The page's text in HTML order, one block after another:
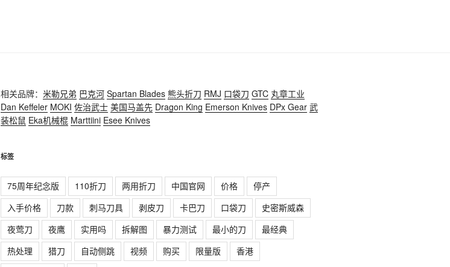
相关品牌： 米勒兄弟 巴克河 Spartan Blades 熊头折刀 RMJ 口袋刀 GTC 丸章工业
Dan Keffeler MOKI 佐治武士 美国马盖先 Dragon King Emerson Knives DPx Gear 武
装松鼠 Eka机械棍 Marttiini Esee Knives
标签
75周年纪念版 110折刀 两用折刀 中国官网 价格
停产
入手价格
刀款 刺马刀具 剥皮刀 卡巴刀 口袋刀
史密斯威森
夜莺刀
夜鹰 实用吗 拆解图 暴力测试 最小的刀
最经典
热处理
猎刀 自动侧跳 视频 购买 限量版
香港